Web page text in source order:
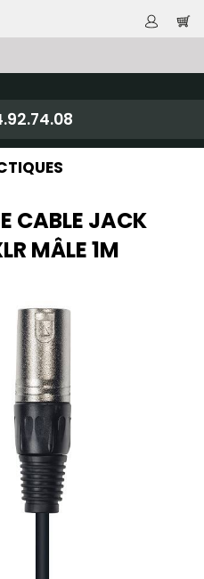
CABLE JACK
MÂLE 1M